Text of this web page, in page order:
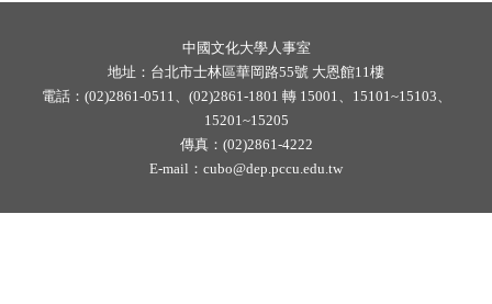
中國文化大學人事室
地址：台北市士林區華岡路55號 大恩館11樓
電話：(02)2861-0511、(02)2861-1801 轉 15001、15101~15103、
15201~15205
傳真：(02)2861-4222
E-mail： cubo@dep.pccu.edu.tw